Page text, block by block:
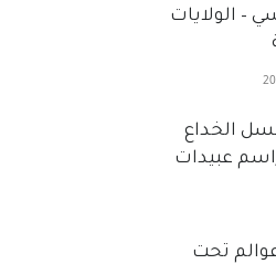
– الولايات
الخداع
عبيدات
تحت